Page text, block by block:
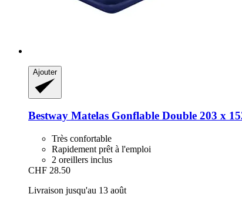
Ajouter
Bestway Matelas Gonflable Double 203 x
Très confortable
Rapidement prêt à l'emploi
2 oreillers inclus
CHF 28.50
Livraison jusqu'au 13 août